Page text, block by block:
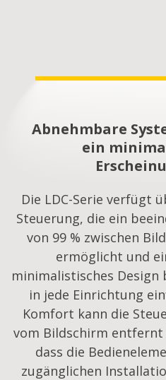
Abnehmbare
ein
Die LDC-Serie verfügt
Steuerung, die ein
von 99 % zwischen
ermöglicht und
minimalistisches
in jede Einrichtung
Komfort kann die
vom Bildschirm
dass die
zugänglichen